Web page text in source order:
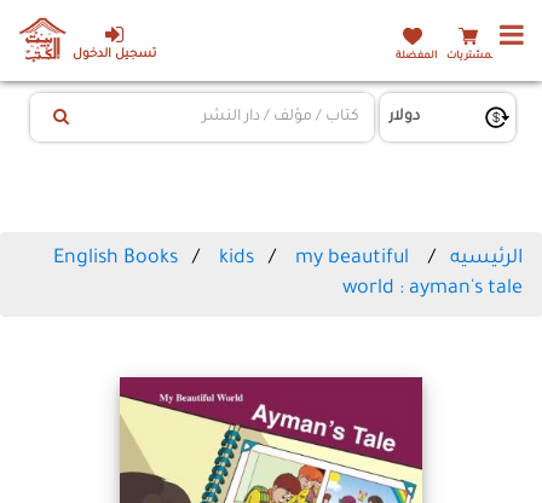
تسجيل الدخول المشتريات المفضلة
الرئيسيه English Books kids
my beautiful
world : ayman's tale